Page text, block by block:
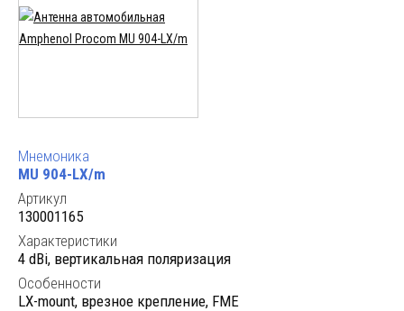
Мнемоника
MU 904-LX/m
Артикул
130001165
Характеристики
4 dBi, вертикальная поляризация
Особенности
LX-mount, врезное крепление, FME